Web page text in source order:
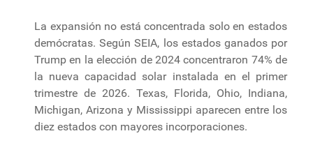
La expansión no está concentrada solo en estados
demócratas. Según SEIA, los estados ganados por
Trump en la elección de 2024 concentraron 74% de
la nueva capacidad solar instalada en el primer
trimestre de 2026. Texas, Florida, Ohio, Indiana,
Michigan, Arizona y Mississippi aparecen entre los
diez estados con mayores incorporaciones.